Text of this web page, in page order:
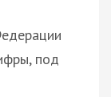
под